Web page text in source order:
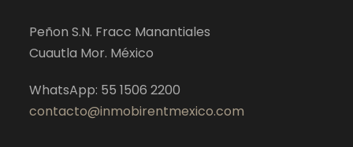
Peñon S.N. Fracc Manantiales
Cuautla Mor. México
WhatsApp: 55 1506 2200
contacto@inmobirentmexico.com